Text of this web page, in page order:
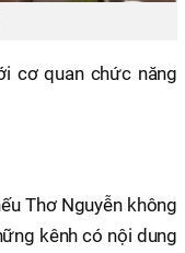
cơ quan chức năng
Thơ Nguyễn không
kênh có nội dung